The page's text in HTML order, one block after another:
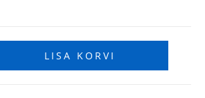
LISA KORVI